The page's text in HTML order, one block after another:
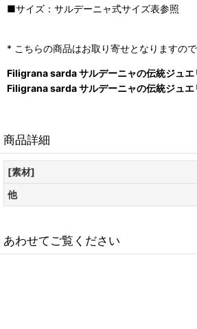
■サイズ：サルデーニャ式サイズ表参照
* こちらの商品はお取り寄せとなりますの
Filigrana sarda サルデーニャの伝統ジュ
Filigrana sarda サルデーニャの伝統ジュ
商品詳細
[素材]
他
あわせてご覧ください